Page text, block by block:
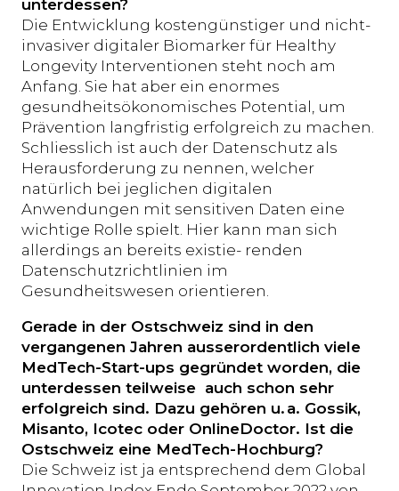
unterdessen?
Die Entwicklung kostengünstiger und nicht-
invasiver digitaler Biomarker für Healthy
Longevity Interventionen steht noch am
Anfang. Sie hat aber ein enormes
gesundheitsökonomisches Potential, um
Prävention langfristig erfolgreich zu machen.
Schliesslich ist auch der Datenschutz als
Herausforderung zu nennen, welcher
natürlich bei jeglichen digitalen
Anwendungen mit sensitiven Daten eine
wichtige Rolle spielt. Hier kann man sich
allerdings an bereits existie- renden
Datenschutzrichtlinien im
Gesundheitswesen orientieren.
Gerade in der Ostschweiz sind in den
vergangenen Jahren ausserordentlich viele
MedTech-Start-ups gegründet worden, die
unterdessen teilweise auch schon sehr
erfolgreich sind. Dazu gehören u. a. Gossik,
Misanto, Icotec oder OnlineDoctor. Ist die
Ostschweiz eine MedTech-Hochburg?
Die Schweiz ist ja entsprechend dem Global